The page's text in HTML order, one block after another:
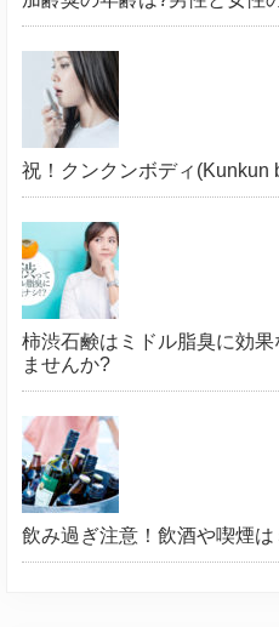
祝！クンクンボディ(Kunkun
柿渋石鹸はミドル脂臭に効
ませんか?
飲み過ぎ注意！飲酒や喫煙